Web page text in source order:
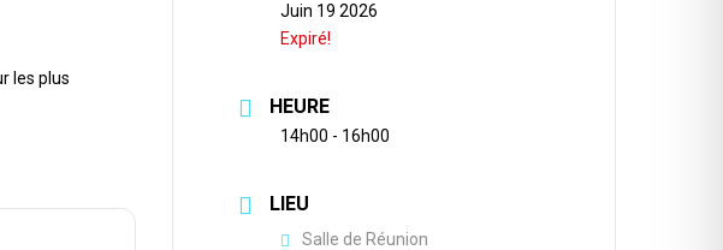
les plus
Juin 19 2026
Expiré!
HEURE
14h00 - 16h00
LIEU
Salle de Réunion